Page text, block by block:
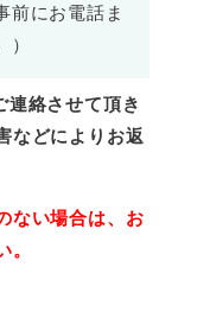
前にお電話ま
絡させて頂き
などによりお返
ない場合は、お